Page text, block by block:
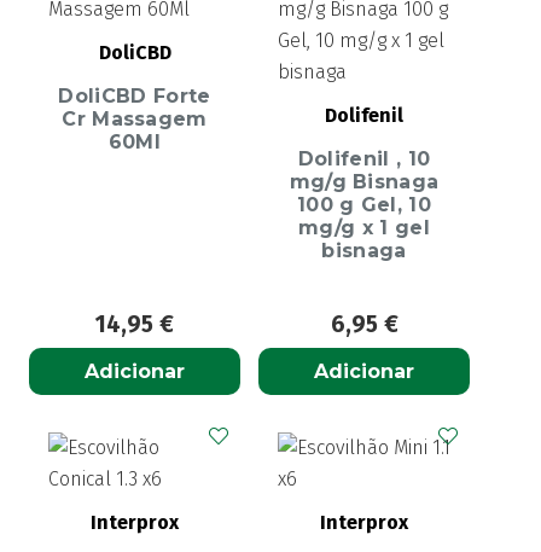
DoliCBD
DoliCBD Forte
Cr Massagem
60Ml
14,95 €
Adicionar
Dolifenil
Dolifenil , 10
mg/g Bisnaga
100 g Gel, 10
mg/g x 1 gel
bisnaga
6,95 €
Adicionar
Interprox
Interprox